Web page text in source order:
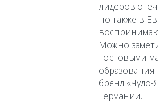
лидеров
но также в
Можно
торговыми
бренд
Германии.